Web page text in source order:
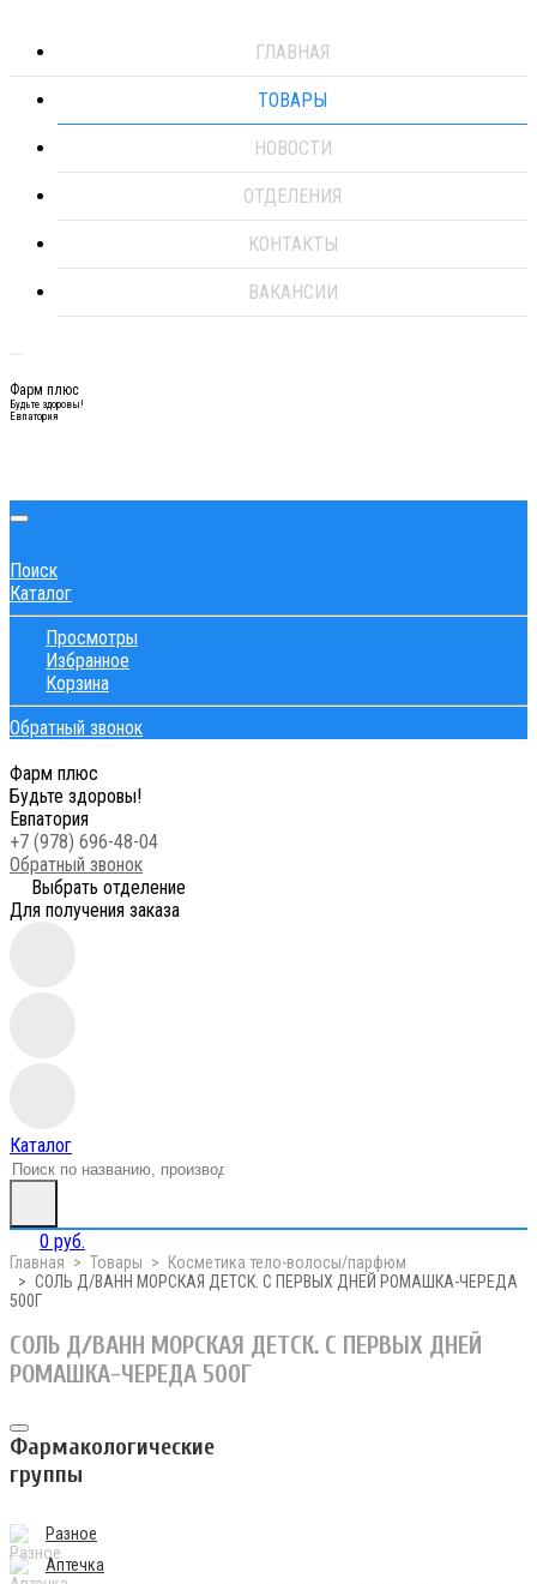
ГЛАВНАЯ
ТОВАРЫ
НОВОСТИ
ОТДЕЛЕНИЯ
КОНТАКТЫ
ВАКАНСИИ
Фарм плюс
Будьте здоровы!
Евпатория
Поиск
Каталог
Просмотры
Избранное
Корзина
Обратный звонок
Фарм плюс
Будьте здоровы!
Евпатория
+7 (978) 696-48-04
Обратный звонок
Выбрать отделение
Для получения заказа
Каталог
0 руб.
Главная Товары
Косметика тело-волосы/парфюм
СОЛЬ Д/ВАНН МОРСКАЯ ДЕТСК. С ПЕРВЫХ ДНЕЙ РОМАШКА-ЧЕРЕДА
500Г
СОЛЬ Д/ВАНН МОРСКАЯ ДЕТСК. С ПЕРВЫХ ДНЕЙ
РОМАШКА-ЧЕРЕДА 500Г
Фармакологические
группы
Разное
Аптечка